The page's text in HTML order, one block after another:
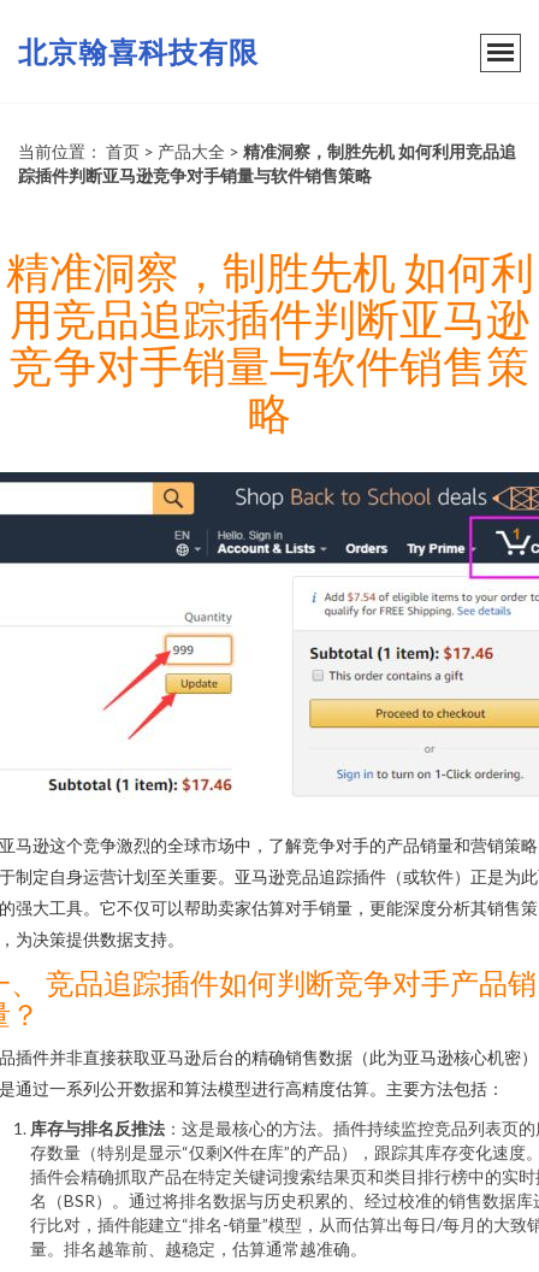
北京翰喜科技有限
当前位置： 首页 > 产品大全 > 精准洞察，制胜先机 如何利用竞品追
踪插件判断亚马逊竞争对手销量与软件销售策略
精准洞察，制胜先机 如何利
用竞品追踪插件判断亚马逊
竞争对手销量与软件销售策
略
马逊这个竞争激烈的全球市场中，了解竞争对手的产品销量和营销策
制定自身运营计划至关重要。亚马逊竞品追踪插件（或软件）正是为
强大工具。它不仅可以帮助卖家估算对手销量，更能深度分析其销售策
为决策提供数据支持。
、 竞品追踪插件如何判断竞争对手产品销
？
插件并非直接获取亚马逊后台的精确销售数据（此为亚马逊核心机密
通过一系列公开数据和算法模型进行高精度估算。主要方法包括：
库存与排名反推法 ：这是最核心的方法。插件持续监控竞品列表页
存数量（特别是显示“仅剩X件在库”的产品），跟踪其库存变化速度
插件会精确抓取产品在特定关键词搜索结果页和类目排行榜中的实时
名（BSR）。通过将排名数据与历史积累的、经过校准的销售数据库
行比对，插件能建立“排名-销量”模型，从而估算出每日/每月的大致
量。排名越靠前、越稳定，估算通常越准确。